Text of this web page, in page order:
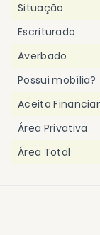
Situação
Escriturado
Averbado
Possui mobília?
Aceita
Área Privativa
Área Total